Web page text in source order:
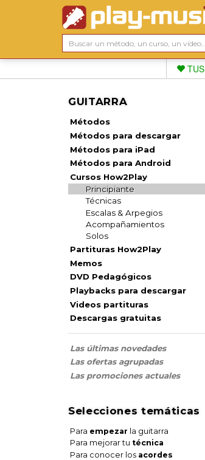
GUITARRA
Métodos
Métodos para descargar
Métodos para iPad
Métodos para Android
Cursos How2Play
Principiante
Técnicas
Escalas & Arpegios
Acompañamientos
Solos
Partituras How2Play
Memos
DVD Pedagógicos
Playbacks para descargar
Videos partituras
Descargas gratuitas
Las últimas novedades
Las ofertas agrupadas
Las promociones actuales
Selecciones temáticas
Para empezar la guitarra
Para mejorar tu técnica
Para conocer los acordes